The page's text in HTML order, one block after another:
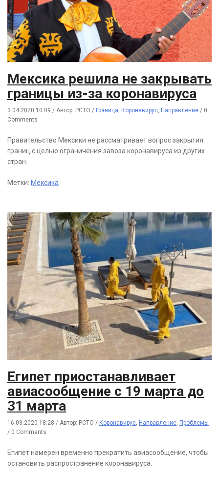
Мексика решила не закрывать
границы из-за коронавируса
3.04.2020 10:09 / Автор: РСТО / Граница Коронавирус Направление / 0
Comments
Правительство Мексики не рассматривает вопрос закрытия
границ с целью ограничения завоза коронавируса из других
стран.
Метки: Мексика
Египет приостанавливает
авиасообщение с 19 марта до
31 марта
16.03.2020 18:28 / Автор: РСТО / Коронавирус, Направление, Проблемы
/ 0 Comments
Египет намерен временно прекратить авиасообщение, чтобы
остановить распространение коронавируса.